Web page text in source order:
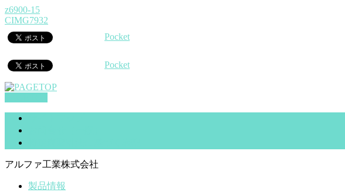
z6900-15
CIMG7932
Pocket
Pocket
アルファ工業株式会社
製品情報